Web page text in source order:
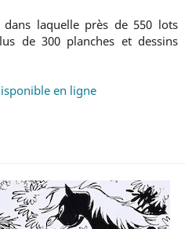
dans laquelle près de 550 lots
de 300 planches et dessins
en ligne